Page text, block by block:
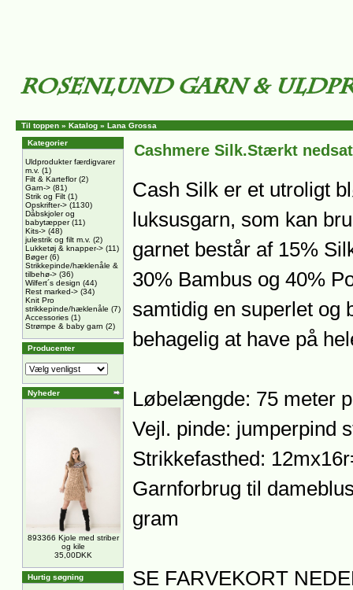
Til toppen » Katalog » Lana Grossa
Kategorier
Uldprodukter færdigvarer
m.v. (1)
Filt & Karteflor(2)
Garn-> (81)
Strik og Filt (1)
Opskrifter-> (1130)
Dåbskjoler og
babytæpper(11)
Kits-> (48)
julestrik og filt m.v. (2)
Lukketøj & knapper-> (11)
Bøger(6)
Strikkepinde/hæklenåle &
tilbehø-> (36)
Wilfert´s design (44)
Rest marked-> (34)
Knit Pro
strikkepinde/hæklenåle (7)
Accessories (1)
Strømpe & baby garn (2)
Producenter
Nyheder
893366 Kjole med striber
og kile
35,00DKK
Hurtig søgning
Cashmere Silk.Stærkt nedsat
Cash Silk er et utroligt
luksusgarn, som kan
garnet består af 15%
30% Bambus og 40%
samtidig en superlet og
behagelig at have på
Løbelængde: 75 meter
Vejl. pinde: jumperpind
Strikkefasthed:
Garnforbrug til
gram
SE FARVEKORT